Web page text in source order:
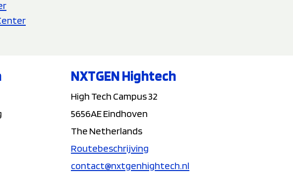
NXTGEN Hightech
High Tech Campus 32
5656AE Eindhoven
The Netherlands
Routebeschrijving
contact@nxtgenhightech.nl